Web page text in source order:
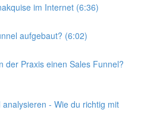
im Internet (6:36)
aufgebaut? (6:02)
der Praxis einen Sales Funnel?
- Wie du richtig mit